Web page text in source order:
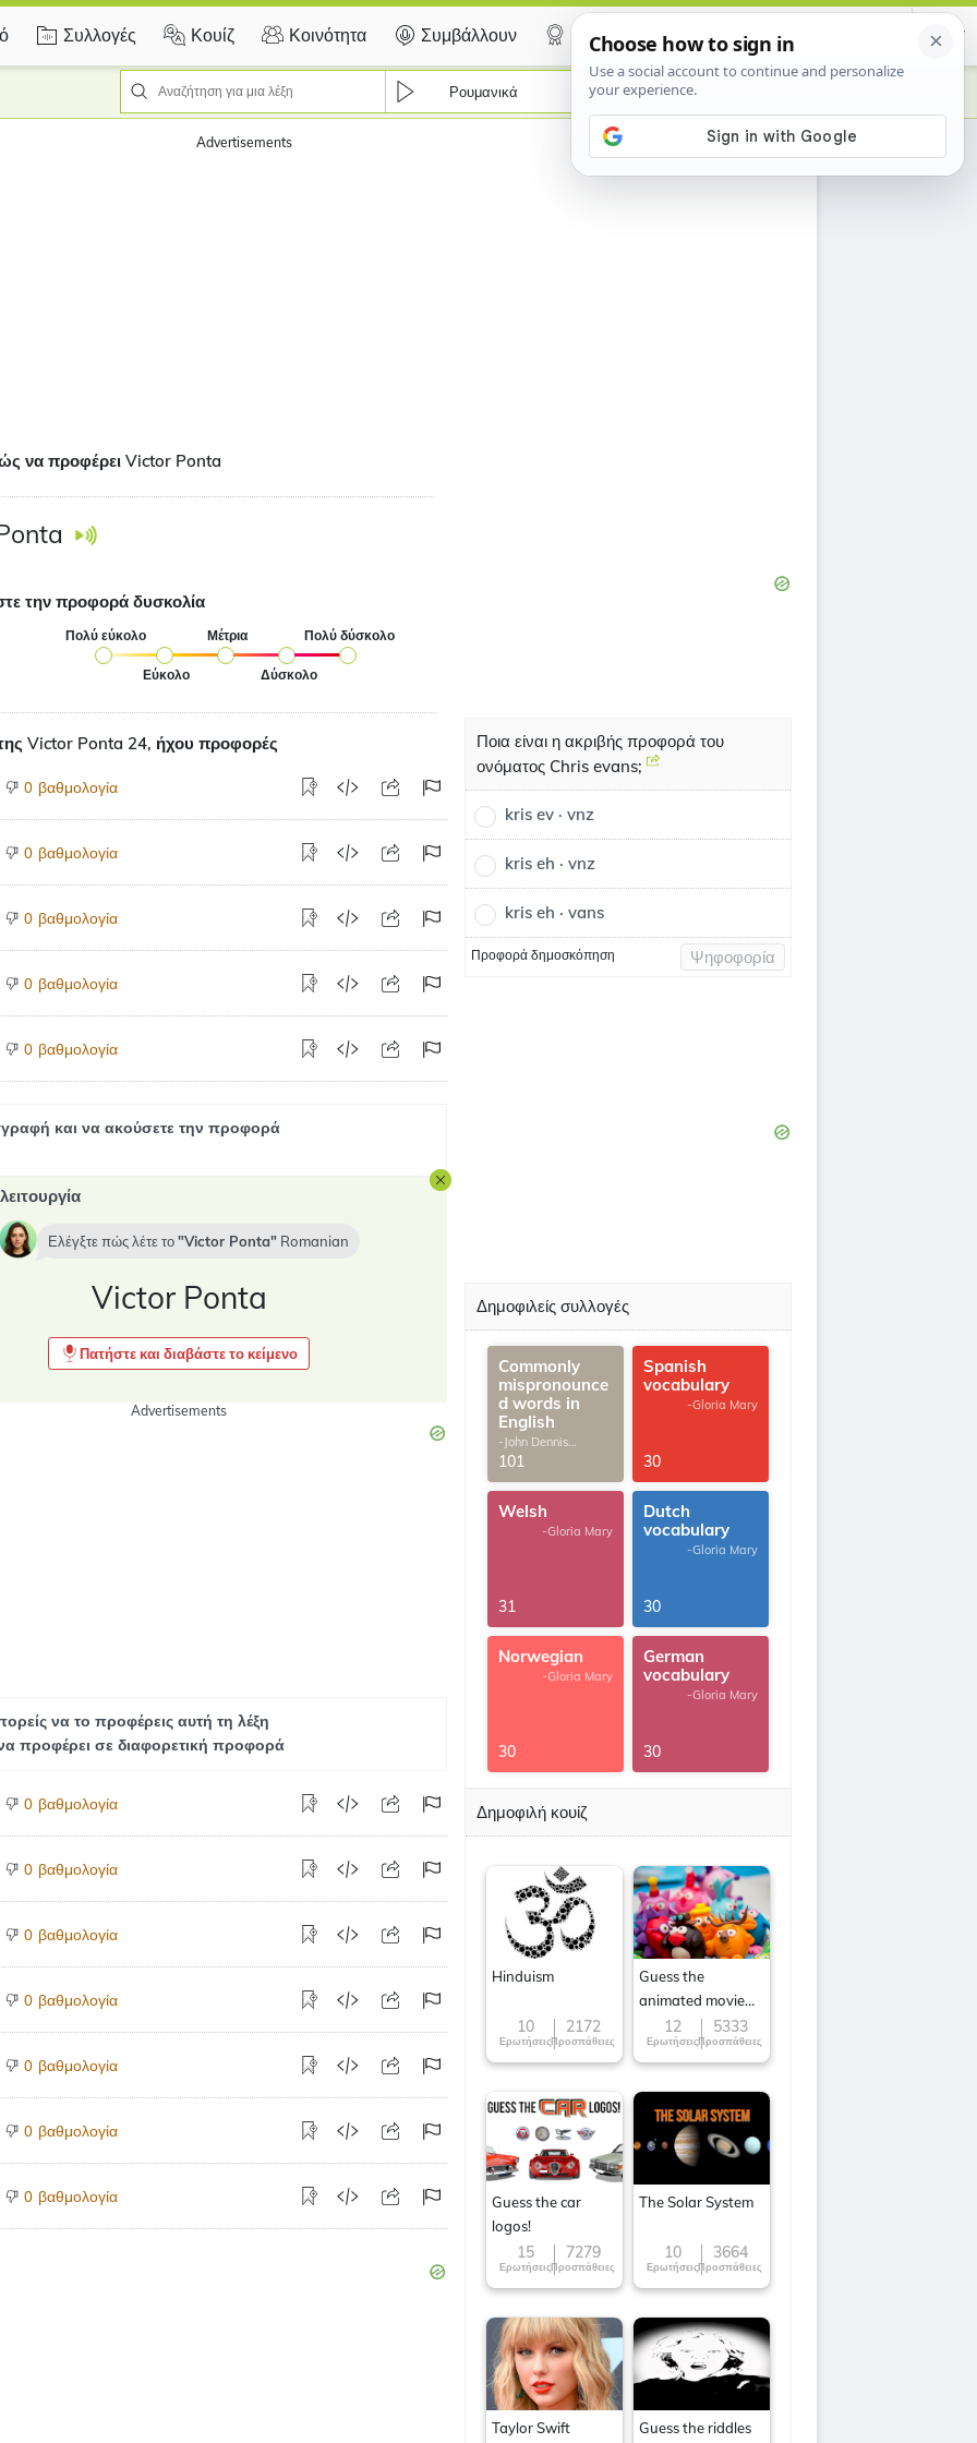
Συλλογές Κουίζ Κοινότητα Συμβάλλουν Certificate
Ρουμανικά
Advertisements
να προφέρει Victor Ponta
την προφορά δυσκολία
Πολύ εύκολο
Εύκολο
Μέτρια
Δύσκολο
Πολύ δύσκολο
Victor Ponta 24, ήχου προφορές
0 βαθμολογία
0 βαθμολογία
0 βαθμολογία
0 βαθμολογία
0 βαθμολογία
και να ακούσετε την προφορά
Ελέγξτε πώς λέτε το Victor Ponta Romanian
Victor Ponta
Πατήστε και διαβάστε το κείμενο
Advertisements
να το προφέρεις αυτή τη λέξη
προφέρει σε διαφορετική προφορά
0 βαθμολογία
0 βαθμολογία
0 βαθμολογία
0 βαθμολογία
0 βαθμολογία
0 βαθμολογία
0 βαθμολογία
Ποια είναι η ακριβής προφορά του
ονόματος Chris evans;
kris ev · vnz
kris eh · vnz
kris eh · vans
Προφορά δημοσκόπηση Ψηφοφορία
Δημοφιλείς συλλογές
Commonly
mispronounce
d words in
English
-John Dennis
G.Thomas
101
Spanish
vocabulary
-Gloria Mary
30
Welsh
-Gloria Mary
31
Dutch
vocabulary
-Gloria Mary
30
Norwegian
-Gloria Mary
30
German
vocabulary
-Gloria Mary
30
Δημοφιλή κουίζ
Hinduism
10
Ερωτήσεις
2172
Προσπάθειες
Guess the
animated movie
character
12
Ερωτήσεις
5333
Προσπάθειες
Guess the car
logos!
15
Ερωτήσεις
7279
Προσπάθειες
The Solar System
10
Ερωτήσεις
3664
Προσπάθειες
Taylor Swift Guess the riddles